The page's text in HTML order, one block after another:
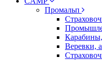
Промальп
Веревки,